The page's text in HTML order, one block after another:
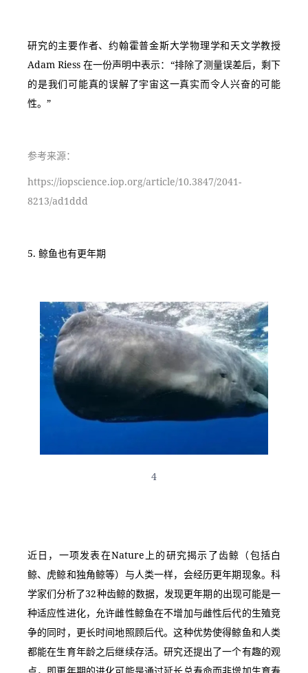
研究的主要作者、约翰霍普金斯大学物理学和天文学教授
Adam Riess 在一份声明中表示：“排除了测量误差后，剩下
的是我们可能真的误解了宇宙这一真实而令人兴奋的可能
性。”
参考来源：
https://iopscience.iop.org/article/10.3847/2041-
8213/ad1ddd
5. 鲸鱼也有更年期
4
近日，一项发表在Nature上的研究揭示了齿鲸（包括白
鲸、虎鲸和独角鲸等）与人类一样，会经历更年期现象。科
学家们分析了32种齿鲸的数据，发现更年期的出现可能是一
种适应性进化，允许雌性鲸鱼在不增加与雌性后代的生殖竞
争的同时，更长时间地照顾后代。这种优势使得鲸鱼和人类
都能在生育年龄之后继续存活。研究还提出了一个有趣的观